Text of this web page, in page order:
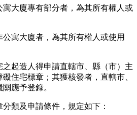
寓大廈專有部分者，為其所有權人或
公寓大廈者，為其所有權人或使用
之起造人得申請直轄市、縣（市）主
住宅標章；其獲核發者，直轄市、
應予登錄。
類及申請條件，規定如下：